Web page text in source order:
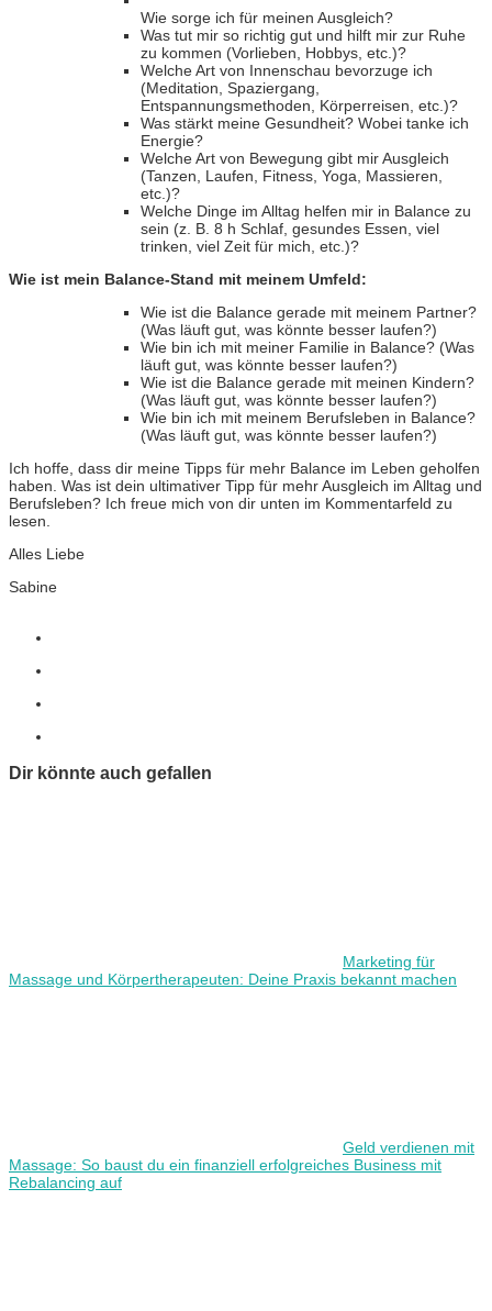
Wie sorge ich für meinen Ausgleich?
Was tut mir so richtig gut und hilft mir zur Ruhe
zu kommen (Vorlieben, Hobbys, etc.)?
Welche Art von Innenschau bevorzuge ich
(Meditation, Spaziergang,
Entspannungsmethoden, Körperreisen, etc.)?
Was stärkt meine Gesundheit? Wobei tanke ich
Energie?
Welche Art von Bewegung gibt mir Ausgleich
(Tanzen, Laufen, Fitness, Yoga, Massieren,
etc.)?
Welche Dinge im Alltag helfen mir in Balance zu
sein (z. B. 8 h Schlaf, gesundes Essen, viel
trinken, viel Zeit für mich, etc.)?
Wie ist mein Balance-Stand mit meinem Umfeld:
Wie ist die Balance gerade mit meinem Partner?
(Was läuft gut, was könnte besser laufen?)
Wie bin ich mit meiner Familie in Balance? (Was
läuft gut, was könnte besser laufen?)
Wie ist die Balance gerade mit meinen Kindern?
(Was läuft gut, was könnte besser laufen?)
Wie bin ich mit meinem Berufsleben in Balance?
(Was läuft gut, was könnte besser laufen?)
Ich hoffe, dass dir meine Tipps für mehr Balance im Leben geholfen
haben. Was ist dein ultimativer Tipp für mehr Ausgleich im Alltag und
Berufsleben? Ich freue mich von dir unten im Kommentarfeld zu
lesen.
Alles Liebe
Sabine
Dir könnte auch gefallen
Marketing für
Massage und Körpertherapeuten: Deine Praxis bekannt machen
Geld verdienen mit
Massage: So baust du ein finanziell erfolgreiches Business mit
Rebalancing auf